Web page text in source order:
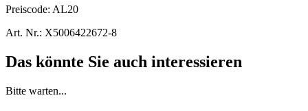
Preiscode: AL20
Art. Nr.: X5006422672-8
Das könnte Sie auch interessieren
Bitte warten...